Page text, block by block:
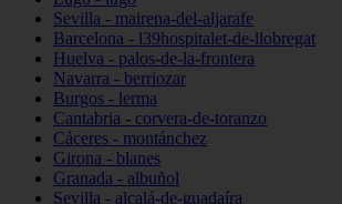
Sevilla - mairena-del-aljarafe
Barcelona - l39hospitalet-de-llobregat
Huelva - palos-de-la-frontera
Navarra - berriozar
Burgos - lerma
Cantabria - corvera-de-toranzo
Cáceres - montánchez
Girona - blanes
Granada - albuñol
Sevilla - alcalá-de-guadaíra